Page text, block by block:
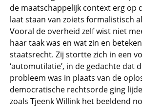
de maatschappelijk context erg op
laat staan van zoiets formalistisch
Vooral de overheid zelf wist niet
haar taak was en wat zin en
staatsrecht. Zij stortte zich in een
‘automutilatie’, in de gedachte dat
probleem was in plaats van de
democratische rechtsorde ging
zoals Tjeenk Willink het beeldend